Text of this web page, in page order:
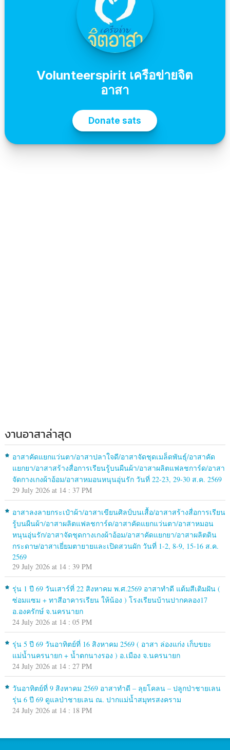
งานอาสาล่าสุด
อาสาคัดแยกแว่นตา/อาสาปลาใจดี/อาสาจัดชุดเมล็ดพันธุ์/อาสาคัด
แยกยา/อาสาสร้างสื่อการเรียนรู้บนผืนผ้า/อาสาผลิตแฟลชการ์ด/อาสา
จัดกางเกงผ้าอ้อม/อาสาหมอนหนุนอุ่นรัก วันที่ 22-23, 29-30 ส.ค. 2569
29 July 2026 at 14 : 37 PM
อาสาลงลายกระเป๋าผ้า/อาสาเขียนศิลป์บนเสื้อ/อาสาสร้างสื่อการเรียน
รู้บนผืนผ้า/อาสาผลิตแฟลชการ์ด/อาสาคัดแยกแว่นตา/อาสาหมอน
หนุนอุ่นรัก/อาสาจัดชุดกางเกงผ้าอ้อม/อาสาคัดแยกยา/อาสาผลิตดิน
กระดาษ/อาสาเยี่ยมตายายและเปิดสวนผัก วันที่ 1-2, 8-9, 15-16 ส.ค.
2569
29 July 2026 at 14 : 39 PM
รุ่น 1 ปี 69 วันเสาร์ที่ 22 สิงหาคม พ.ศ.2569 อาสาทำดี แต้มสีเติมฝัน (
ซ่อมแซม + ทาสีอาคารเรียน ให้น้อง ) โรงเรียนบ้านปากคลอง17
อ.องครักษ์ จ.นครนายก
24 July 2026 at 14 : 05 PM
รุ่น 5 ปี 69 วันอาทิตย์ที่ 16 สิงหาคม 2569 ( อาสา ล่องแก่ง เก็บขยะ
แม่น้ำนครนายก + น้ำตกนางรอง ) อ.เมือง จ.นครนายก
24 July 2026 at 14 : 27 PM
วันอาทิตย์ที่ 9 สิงหาคม 2569 อาสาทำดี – ลุยโคลน – ปลูกป่าชายเลน
รุ่น 6 ปี 69 ดูแลป่าชายเลน ณ. ปากแม่น้ำสมุทรสงคราม
24 July 2026 at 14 : 18 PM